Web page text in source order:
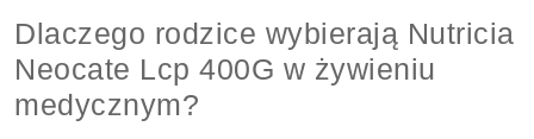
Dlaczego rodzice wybierają Nutricia
Neocate Lcp 400G w żywieniu
medycznym?